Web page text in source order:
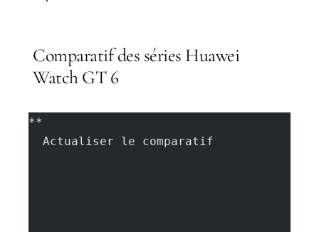
Comparatif des séries Huawei
Watch GT 6
**
  Actualiser le comparatif